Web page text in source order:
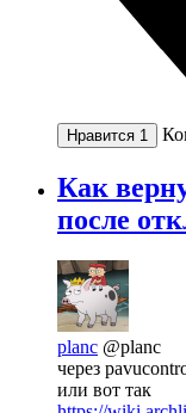
Нравится 1
Как
после
planc @planc
через
или вот так